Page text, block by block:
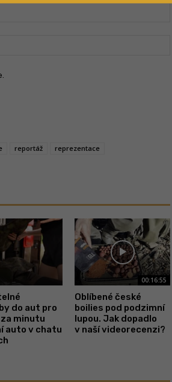
reportáž
reprezentace
do aut pro
minutu
auto v chatu
00:16:55
Oblíbené české
boilies pod podzimní
lupou. Jak dopadlo
v naší videorecenzi?